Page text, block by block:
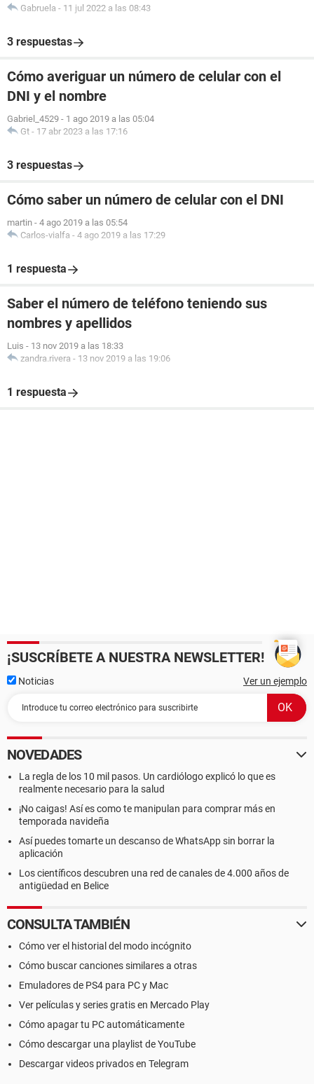
Gabruela - 11 jul 2022 a las 08:43
3 respuestas
Cómo averiguar un número de celular con el
DNI y el nombre
Gabriel_4529 - 1 ago 2019 a las 05:04
Gt - 17 abr 2023 a las 17:16
3 respuestas
Cómo saber un número de celular con el DNI
martin - 4 ago 2019 a las 05:54
Carlos-vialfa - 4 ago 2019 a las 17:29
1 respuesta
Saber el número de teléfono teniendo sus
nombres y apellidos
Luis - 13 nov 2019 a las 18:33
zandra.rivera - 13 nov 2019 a las 19:06
1 respuesta
¡SUSCRÍBETE A NUESTRA NEWSLETTER!
Noticias Ver un ejemplo
NOVEDADES
La regla de los 10 mil pasos. Un cardiólogo explicó lo que es
realmente necesario para la salud
¡No caigas! Así es como te manipulan para comprar más en
temporada navideña
Así puedes tomarte un descanso de WhatsApp sin borrar la
aplicación
Los científicos descubren una red de canales de 4.000 años de
antigüedad en Belice
CONSULTA TAMBIÉN
Cómo ver el historial del modo incógnito
Cómo buscar canciones similares a otras
Emuladores de PS4 para PC y Mac
Ver películas y series gratis en Mercado Play
Cómo apagar tu PC automáticamente
Cómo descargar una playlist de YouTube
Descargar videos privados en Telegram